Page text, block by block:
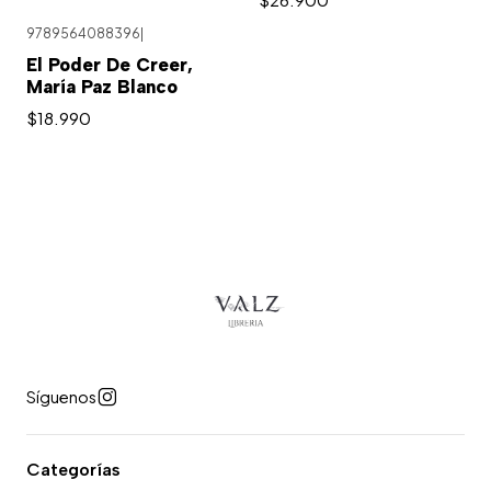
9789564088396
El Poder De Creer,
María Paz Blanco
$18.990
Síguenos
Categorías